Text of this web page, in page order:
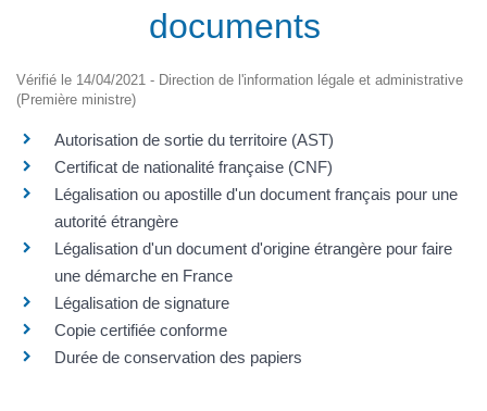
documents
Vérifié le 14/04/2021 - Direction de l'information légale et administrative
(Première ministre)
Autorisation de sortie du territoire (AST)
Certificat de nationalité française (CNF)
Légalisation ou apostille d'un document français pour une
autorité étrangère
Légalisation d'un document d'origine étrangère pour faire
une démarche en France
Légalisation de signature
Copie certifiée conforme
Durée de conservation des papiers